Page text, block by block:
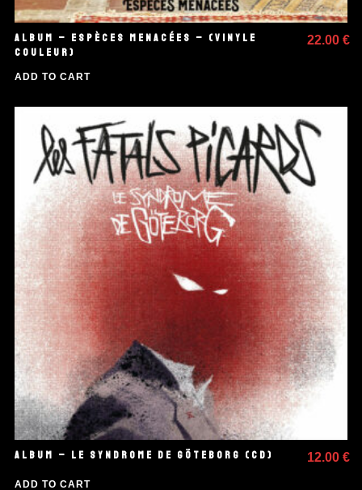
ALBUM – ESPÈCES MENACÉES – (VINYLE
COULEUR)
22.00€
ADD TO CART
ALBUM – LE SYNDROME DE GÖTEBORG (CD) 12.00€
ADD TO CART